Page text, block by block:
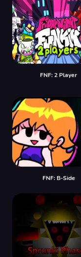
FNF: 2 Player
FNF: B-Side